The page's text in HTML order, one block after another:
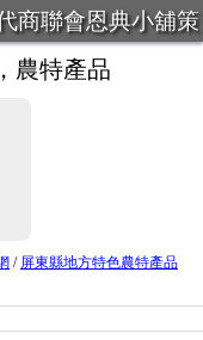
商聯會恩典小舖策
農特產品
/ 屏東縣地方特色農特產品